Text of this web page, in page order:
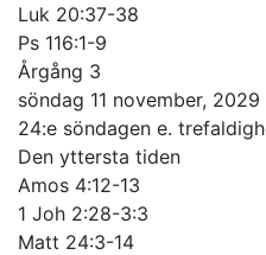
Luk 20:37-38
Ps 116:1-9
Årgång 3
söndag 11 november, 2029
24:e söndagen e.
Den yttersta tiden
Amos 4:12-13
1 Joh 2:28-3:3
Matt 24:3-14